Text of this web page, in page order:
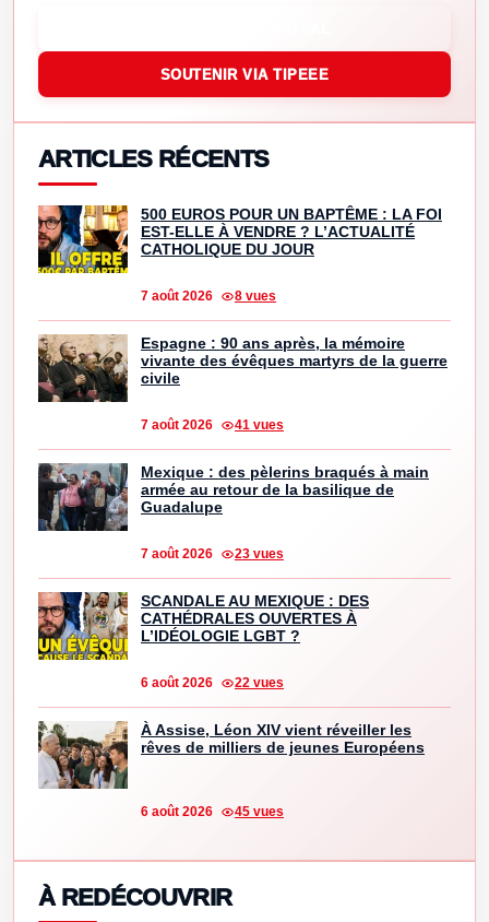
SOUTENIR VIA TIPEEE
ARTICLES RÉCENTS
500 EUROS POUR UN BAPTÊME : LA FOI
EST-ELLE À VENDRE ? L’ACTUALITÉ
CATHOLIQUE DU JOUR
7 août 2026 8 vues
Espagne : 90 ans après, la mémoire
vivante des évêques martyrs de la guerre
civile
7 août 2026 41 vues
Mexique : des pèlerins braqués à main
armée au retour de la basilique de
Guadalupe
7 août 2026 23 vues
SCANDALE AU MEXIQUE : DES
CATHÉDRALES OUVERTES À
L’IDÉOLOGIE LGBT ?
6 août 2026 22 vues
À Assise, Léon XIV vient réveiller les
rêves de milliers de jeunes Européens
6 août 2026 45 vues
À REDÉCOUVRIR